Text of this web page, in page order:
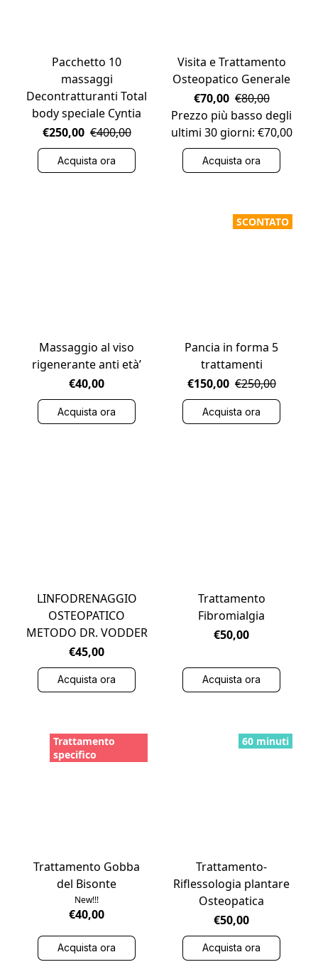
Pacchetto 10
massaggi
Decontratturanti Total
body speciale Cyntia
€250,00 €400,00
Acquista ora
Visita e Trattamento
Osteopatico Generale
€70,00 €80,00
Prezzo più basso degli
ultimi 30 giorni: €70,00
Acquista ora
Massaggio al viso
rigenerante anti età’
€40,00
Acquista ora
SCONTATO
Pancia in forma 5
trattamenti
€150,00 €250,00
Acquista ora
LINFODRENAGGIO
OSTEOPATICO
METODO DR. VODDER
€45,00
Acquista ora
Trattamento
Fibromialgia
€50,00
Acquista ora
Trattamento
specifico
Trattamento Gobba
del Bisonte
New!!!
€40,00
Acquista ora
60 minuti
Trattamento-
Riflessologia plantare
Osteopatica
€50,00
Acquista ora